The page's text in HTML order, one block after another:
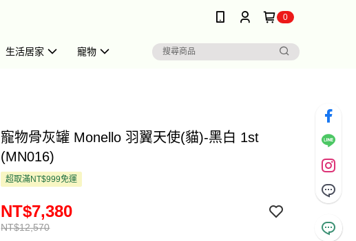
0
生活居家 寵物
寵物骨灰罐 Monello 羽翼天使(貓)-黑白 1st
(MN016)
超取滿NT$999免運
NT$12,570
NT$7,380